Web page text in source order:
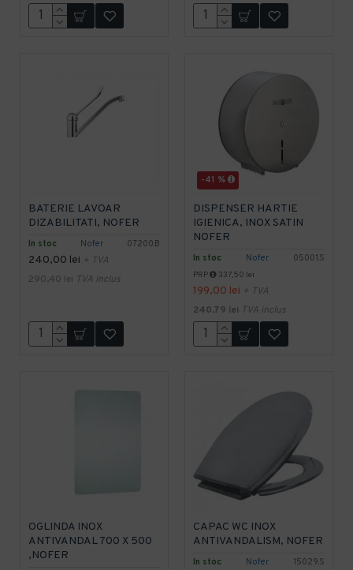
In stoc Nofer 07200.B
BATERIE LAVOAR
DIZABILITATI, NOFER
240,00 lei + TVA
290,40 lei TVA inclus
-41 %
In stoc Nofer 05001.S
DISPENSER HARTIE
IGIENICA, INOX SATIN
NOFER
PRP 337,50 lei
199,00 lei + TVA
240,79 lei TVA inclus
OGLINDA INOX
ANTIVANDAL 700 X 500
,NOFER
In stoc Nofer 15029.S
CAPAC WC INOX
ANTIVANDALISM, NOFER